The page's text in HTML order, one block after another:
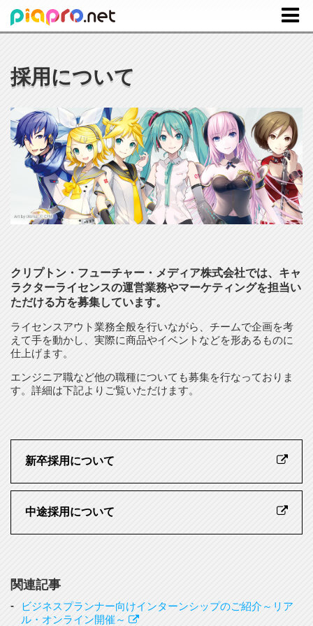
採用について
クリプトン・フューチャー・メディア株式会社では、キャ
ラクターライセンスの運営業務やマーケティングを担当い
ただける方を募集しています。
ライセンスアウト業務全般を行いながら、チームで企画を考
えて手を動かし、実際に商品やイベントなどを形あるものに
仕上げます。
エンジニア職など他の職種についても募集を行なっておりま
す。詳細は下記よりご覧いただけます。
新卒採用について
中途採用について
関連記事
ビジネスプランナー向けインターンシップのご紹介～リア
ル・オンライン開催～